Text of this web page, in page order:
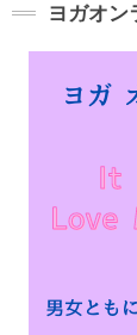
ヨガオン